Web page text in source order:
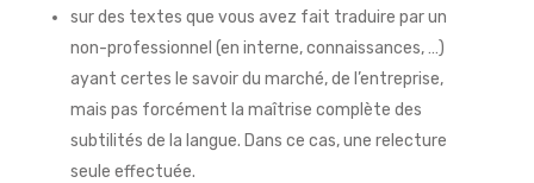
sur des textes que vous avez fait traduire par un
non-professionnel (en interne, connaissances, …)
ayant certes le savoir du marché, de l’entreprise,
mais pas forcément la maîtrise complète des
subtilités de la langue. Dans ce cas, une relecture
seule effectuée.